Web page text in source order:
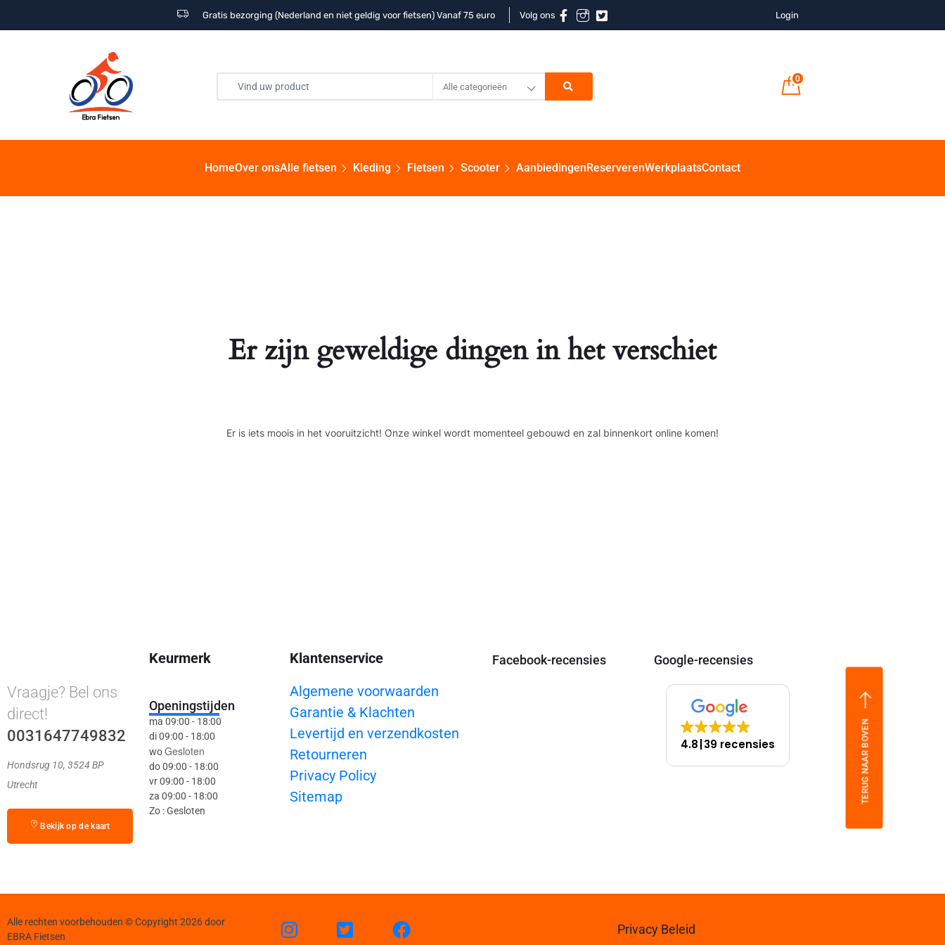
Gratis bezorging (Nederland en niet geldig voor fietsen) Vanaf 75 euro Volg ons Login
Alle categorieën
0
HomeOver onsAlle fietsen Kleding Fietsen Scooter AanbiedingenReserverenWerkplaatsContact
Er zijn geweldige dingen in het verschiet
Er is iets moois in het vooruitzicht! Onze winkel wordt momenteel gebouwd en zal binnenkort online komen!
Vraagje? Bel ons
direct!
0031647749832
Hondsrug 10, 3524 BP
Utrecht
Bekijk op de kaart
Keurmerk
Openingstijden
ma 09:00 - 18:00
di 09:00 - 18:00
woGesloten
do 09:00 - 18:00
vr 09:00 - 18:00
za 09:00 - 18:00
Zo : Gesloten
Klantenservice
Algemene voorwaarden
Garantie & Klachten
Levertijd en verzendkosten
Retourneren
Privacy Policy
Sitemap
Facebook-recensies Google-recensies
4.8 39 recensies TERUG NAAR BOVEN
Alle rechten voorbehouden © Copyright 2026 door
EBRA Fietsen
Privacy Beleid